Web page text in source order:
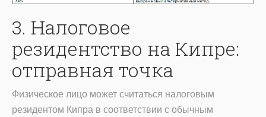
3. Налоговое
резидентство на Кипре:
отправная точка
Физическое лицо может считаться налоговым
резидентом Кипра в соответствии с обычным